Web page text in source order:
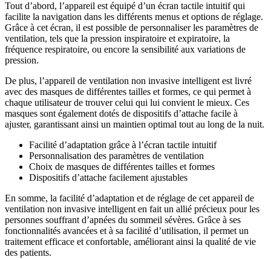
Tout d’abord, l’appareil est équipé d’un écran tactile intuitif qui
facilite la navigation dans les différents menus et options de réglage.
Grâce à cet écran, il est possible de personnaliser les paramètres de
ventilation, tels que la pression inspiratoire et expiratoire, la
fréquence respiratoire, ou encore la sensibilité aux variations de
pression.
De plus, l’appareil de ventilation non invasive intelligent est livré
avec des masques de différentes tailles et formes, ce qui permet à
chaque utilisateur de trouver celui qui lui convient le mieux. Ces
masques sont également dotés de dispositifs d’attache facile à
ajuster, garantissant ainsi un maintien optimal tout au long de la nuit.
Facilité d’adaptation grâce à l’écran tactile intuitif
Personnalisation des paramètres de ventilation
Choix de masques de différentes tailles et formes
Dispositifs d’attache facilement ajustables
En somme, la facilité d’adaptation et de réglage de cet appareil de
ventilation non invasive intelligent en fait un allié précieux pour les
personnes souffrant d’apnées du sommeil sévères. Grâce à ses
fonctionnalités avancées et à sa facilité d’utilisation, il permet un
traitement efficace et confortable, améliorant ainsi la qualité de vie
des patients.